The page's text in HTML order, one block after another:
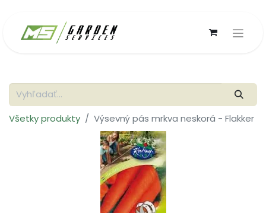
Všetky produkty Výsevný pás mrkva neskorá - Flakker